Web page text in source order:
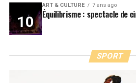
ART & CULTURE 7 ans ago
Équilibrisme : spectacle de
SPORT